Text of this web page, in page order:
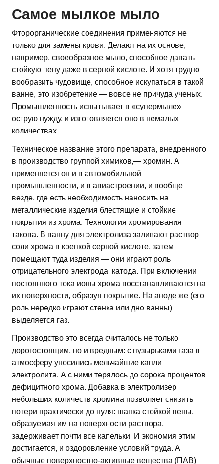
Самое мылкое мыло
Фторорганические соединения применяются не
только для замены крови. Делают на их основе,
например, своеобразное мыло, способное давать
стойкую пену даже в серной кислоте. И хотя трудно
вообразить чудовище, способное искупаться в такой
ванне, это изобретение — вовсе не причуда ученых.
Промышленность испытывает в «супермыле»
острую нужду, и изготовляется оно в немалых
количествах.
Техническое название этого препарата, внедренного
в производство группой химиков,— хромин. А
применяется он и в автомобильной
промышленности, и в авиастроении, и вообще
везде, где есть необходимость наносить на
металлические изделия блестящие и стойкие
покрытия из хрома. Технология хромирования
такова. В ванну для электролиза заливают раствор
соли хрома в крепкой серной кислоте, затем
помещают туда изделия — они играют роль
отрицательного электрода, катода. При включении
постоянного тока ионы хрома восстанавливаются на
их поверхности, образуя покрытие. На аноде же (его
роль нередко играют стенка или дно ванны)
выделяется газ.
Производство это всегда считалось не только
дорогостоящим, но и вредным: с пузырьками газа в
атмосферу уносились мельчайшие капли
электролита. А с ними терялось до сорока процентов
дефицитного хрома. Добавка в электролизер
небольших количеств хромина позволяет снизить
потери практически до нуля: шапка стойкой пены,
образуемая им на поверхности раствора,
задерживает почти все капельки. И экономия этим
достигается, и оздоровление условий труда. А
обычные поверхностно-активные вещества (ПАВ)